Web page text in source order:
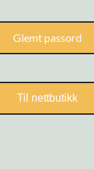
Glemt passord
Til nettbutikk